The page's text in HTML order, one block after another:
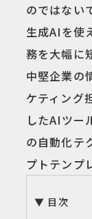
のではない
生成AIを使
務を大幅に
中堅企業の
ケティング
したAIツー
の自動化テ
プトテンプ
目次